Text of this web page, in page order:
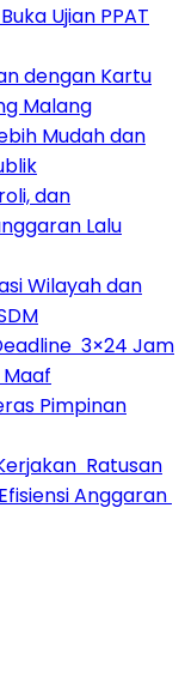
Ujian PPAT
dengan Kartu
Malang
Mudah dan
dan
Lalu
Wilayah dan
3×24 Jam
Pimpinan
Ratusan
Anggaran